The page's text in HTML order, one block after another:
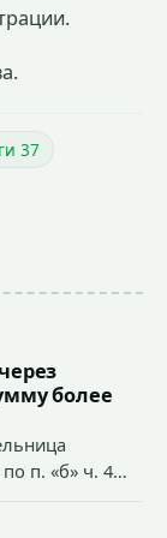
37
более
п. «б» ч. 4